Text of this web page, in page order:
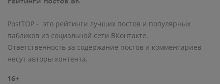
PostTOP - это рейтинги лучших постов и популярных
пабликов из социальной сети ВКонтакте.
Ответственность за содержание постов и комментариев
несут авторы контента.
16+